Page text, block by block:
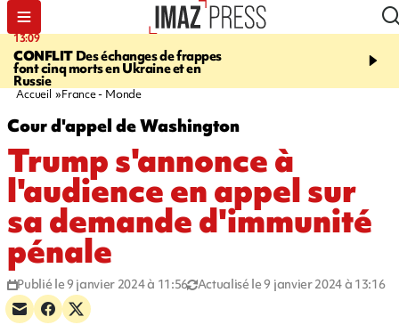
13:09
CONFLIT Des échanges de frappes
font cinq morts en Ukraine et en
Russie
17:14
Quatre
européennes pour les
Accueil France - Monde
Cour d'appel de Washington
Trump s'annonce à
l'audience en appel sur
sa demande d'immunité
pénale
Publié le 9 janvier 2024 à 11:56 Actualisé le 9 janvier 2024 à 13:16